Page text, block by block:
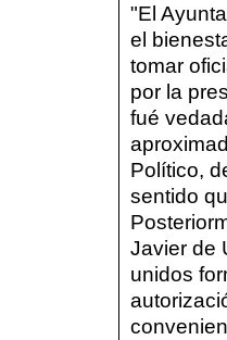
"El
el
tomar
por la
fué
Político,
sentido
Javier de
unidos